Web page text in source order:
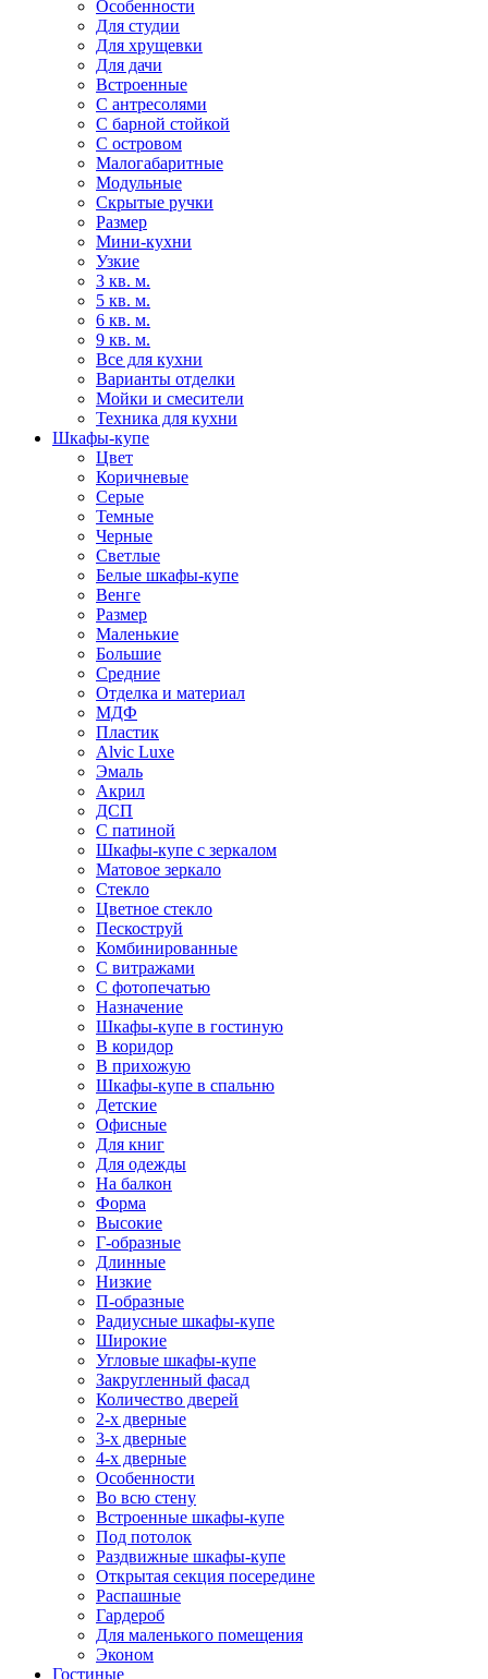
Особенности
Для студии
Для хрущевки
Для дачи
Встроенные
С антресолями
С барной стойкой
С островом
Малогабаритные
Модульные
Скрытые ручки
Размер
Мини-кухни
Узкие
3 кв. м.
5 кв. м.
6 кв. м.
9 кв. м.
Все для кухни
Варианты отделки
Мойки и смесители
Техника для кухни
Шкафы-купе
Цвет
Коричневые
Серые
Темные
Черные
Светлые
Белые шкафы-купе
Венге
Размер
Маленькие
Большие
Средние
Отделка и материал
МДФ
Пластик
Alvic Luxe
Эмаль
Акрил
ДСП
С патиной
Шкафы-купе с зеркалом
Матовое зеркало
Стекло
Цветное стекло
Пескоструй
Комбинированные
С витражами
С фотопечатью
Назначение
Шкафы-купе в гостиную
В коридор
В прихожую
Шкафы-купе в спальню
Детские
Офисные
Для книг
Для одежды
На балкон
Форма
Высокие
Г-образные
Длинные
Низкие
П-образные
Радиусные шкафы-купе
Широкие
Угловые шкафы-купе
Закругленный фасад
Количество дверей
2-х дверные
3-х дверные
4-х дверные
Особенности
Во всю стену
Встроенные шкафы-купе
Под потолок
Раздвижные шкафы-купе
Открытая секция посередине
Распашные
Гардероб
Для маленького помещения
Эконом
Гостиные